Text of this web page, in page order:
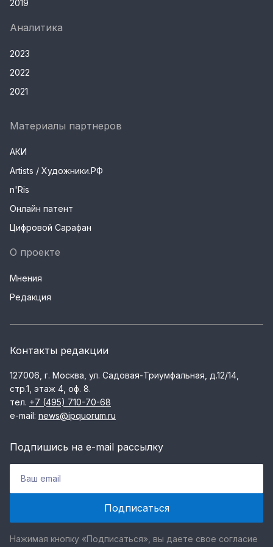
2019
Аналитика
2023
2022
2021
Материалы партнеров
АКИ
Artists / Художники.РФ
n'Ris
Онлайн патент
Цифровой Сарафан
О проекте
Мнения
Редакция
Контакты редакции
127006, г. Москва, ул. Садовая-Триумфальная, д.12/14,
стр.1, этаж 4, оф. 8.
тел. +7 (495) 710-70-68
e-mail: news@ipquorum.ru
Подпишись на e-mail рассылку
Нажимая кнопку «Подписаться», вы даете свое согласие